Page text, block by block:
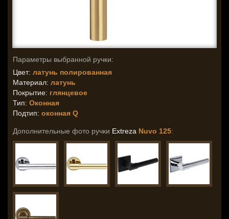
Параметры выбранной ручки:
Цвет: латунь полированная
Материал: латунь
Покрытие: глянцевое
Тип: Оконная
Подтип: оконная Q
Дополнительные фото ручки Extreza Nuvo 125: